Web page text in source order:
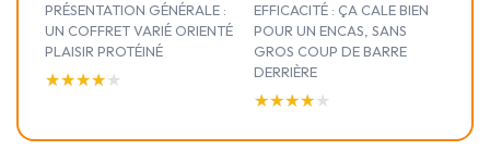
PRÉSENTATION GÉNÉRALE :
UN COFFRET VARIÉ ORIENTÉ
PLAISIR PROTÉINÉ
★★★★★
★★★★★
EFFICACITÉ : ÇA CALE BIEN
POUR UN ENCAS, SANS
GROS COUP DE BARRE
DERRIÈRE
★★★★★
★★★★★